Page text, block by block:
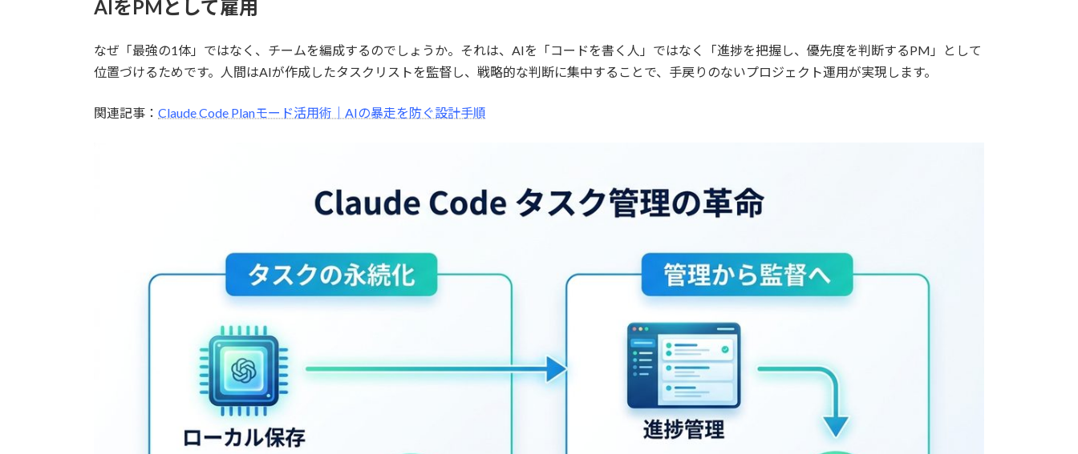
AIをPMとして雇用
なぜ「最強の1体」ではなく、チームを編成するのでしょうか。それは、AIを「コードを書く人」ではなく「進捗を把握し、優先度を判断するPM」として
位置づけるためです。人間はAIが作成したタスクリストを監督し、戦略的な判断に集中することで、手戻りのないプロジェクト運用が実現します。
関連記事： Claude Code Planモード活用術｜AIの暴走を防ぐ設計手順